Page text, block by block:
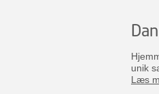
unik
Læs